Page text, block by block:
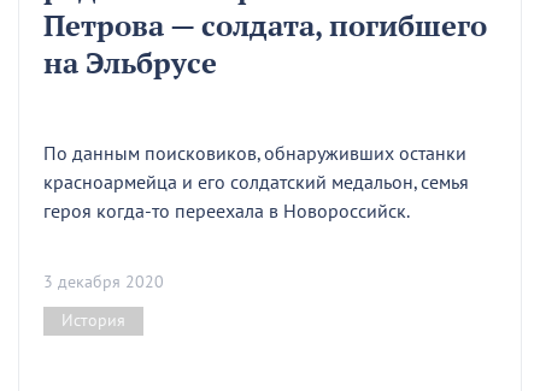
3 декабря 2020
Петрова — солдата, погибшего
на Эльбрусе
По данным поисковиков, обнаруживших останки
красноармейца и его солдатский медальон, семья
героя когда-то переехала в Новороссийск.
История